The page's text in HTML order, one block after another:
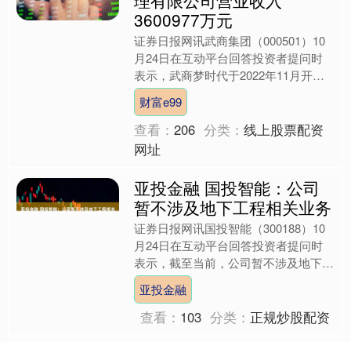
3600977万元
证券日报网讯武商集团（000501）10
月24日在互动平台回答投资者提问时
表示，武商梦时代于2022年11月开
业，南昌武商MALL于2023年4月开
业。作为公司....
财富e99
查看：206 分类：线上股票配资
网址
亚投金融 国投智能：公司
暂不涉及地下工程相关业务
证券日报网讯国投智能（300188）10
月24日在互动平台回答投资者提问时
表示，截至当前，公司暂不涉及地下工
程相关业务。....
亚投金融
查看： 103 分类： 正规炒股配资